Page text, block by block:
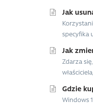
Jak
specyfika
Jak
Zdarza
Gdzie
Windows